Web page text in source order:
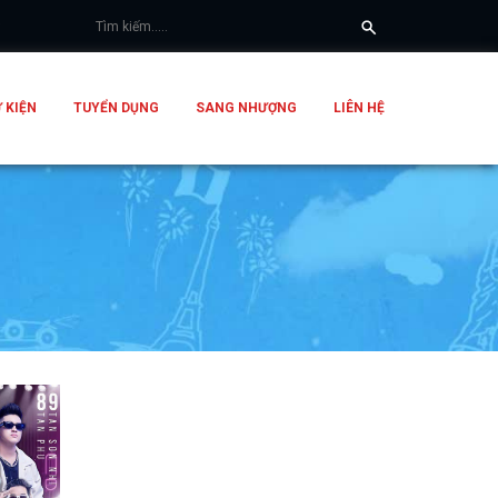
KIỆN TUYỂN DỤNG SANG NHƯỢNG LIÊN HỆ